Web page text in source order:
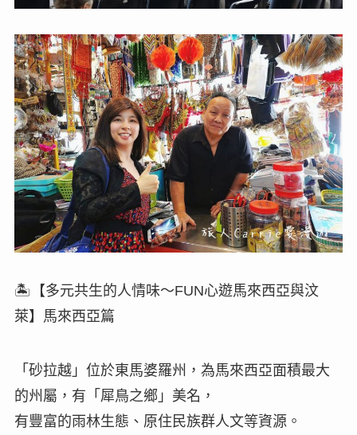
🏝【多元共生的人情味～FUN心遊馬來西亞與汶
萊】馬來西亞篇
「砂拉越」位於東馬婆羅州，為馬來西亞面積最大
的州屬，有「犀鳥之鄉」美名，
有豐富的雨林生態、原住民族群人文等資源。